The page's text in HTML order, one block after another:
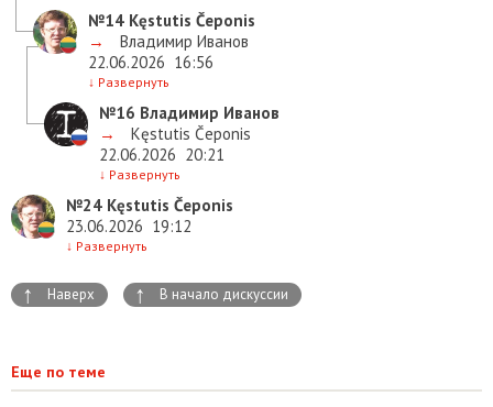
№14 Kęstutis Čeponis
→
Владимир Иванов
22.06.2026 16:56
↓ Развернуть
№16 Владимир Иванов
→
Kęstutis Čeponis
22.06.2026 20:21
↓ Развернуть
№24 Kęstutis Čeponis
23.06.2026 19:12
↓ Развернуть
↑ Наверх ↑ В начало дискуссии
Еще по теме